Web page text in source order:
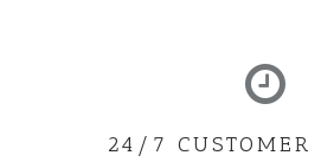
24/7 CUSTOMER